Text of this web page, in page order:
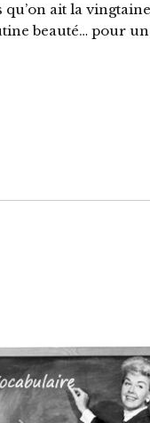
qu’on ait la
beauté… pour